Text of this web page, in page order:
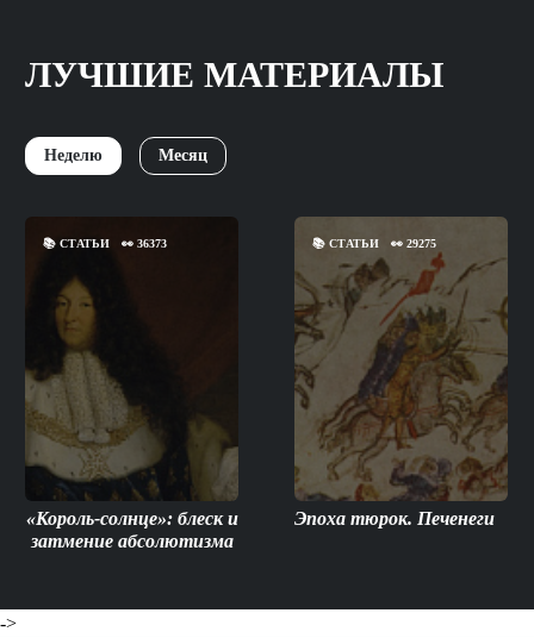
ЛУЧШИЕ МАТЕРИАЛЫ
Неделю Месяц
📚 СТАТЬИ 👀 36373
«Король-солнце»: блеск и
затмение абсолютизма
📚СТАТЬИ 👀29275
Эпоха тюрок. Печенеги
->